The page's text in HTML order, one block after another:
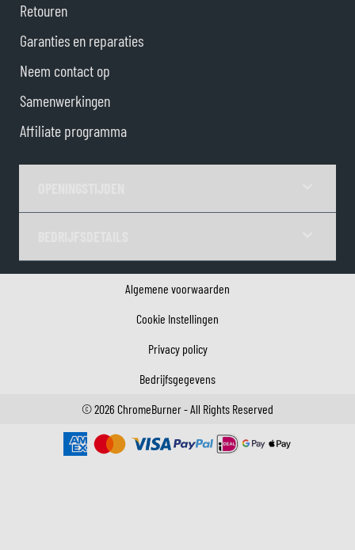
Retouren
Garanties en reparaties
Neem contact op
Samenwerkingen
Affiliate programma
Algemene voorwaarden
Cookie Instellingen
Privacy policy
Bedrijfsgegevens
©2026 ChromeBurner - All Rights Reserved